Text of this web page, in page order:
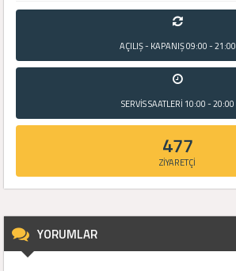
AÇILIŞ - KAPANIŞ09:00 - 21:00
SERVİS SAATLERİ 10:00 - 20:00
477
ZİYARETÇİ
YORUMLAR